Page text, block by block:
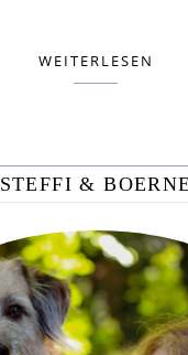
WEITERLESEN
STEFFI & BOERNE